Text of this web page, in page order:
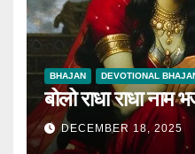
BHAJAN DEVOTIONAL
बोलो राधा राधा नाम
DECEMBER 18, 2025